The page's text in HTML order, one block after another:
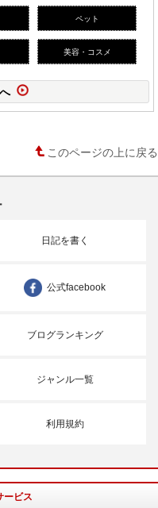
ペット
美容・コスメ
このページの上に戻る
日記を書く
公式facebook
ブログランキング
ジャンル一覧
利用規約
ービス